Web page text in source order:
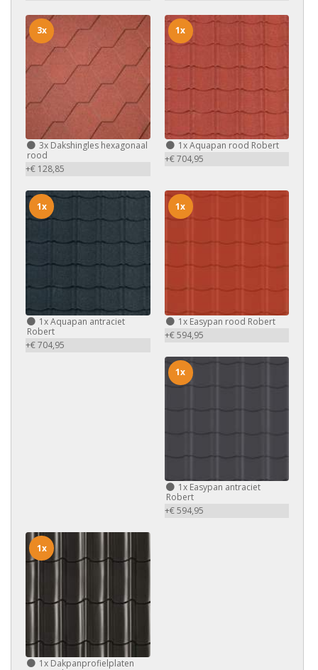
3x Dakshingles hexagonaal
rood
+€ 128,85
3x
1xAquapan rood Robert
+€ 704,95
1x
1xAquapan antraciet
Robert
+€ 704,95
1x
1xEasypan rood Robert
+€ 594,95
1x
1xEasypan antraciet
Robert
+€ 594,95
1x
1x Dakpanprofielplaten
1x